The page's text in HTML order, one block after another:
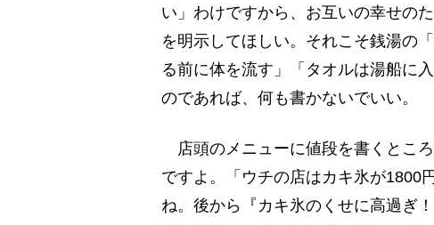
い」わけですから、お互いの幸せの
を明示してほしい。それこそ銭湯の
る前に体を流す」「タオルは湯船に
のであれば、何も書かないでいい。
店頭のメニューに値段を書くとこ
ですよ。「ウチの店はカキ氷が1800
ね。後から『カキ氷のくせに高過ぎ